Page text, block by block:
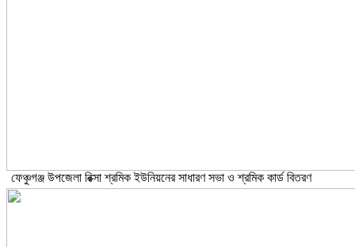
ফেঞ্চুগঞ্জ উপজেলা রিক্সা শ্রমিক ইউনিয়নের সাধারণ সভা ও শ্রমিক কার্ড বিতরণ